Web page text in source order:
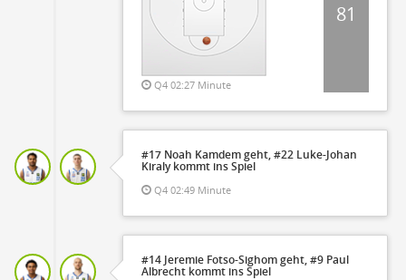
Q4 02:27 Minute
81
#17 Noah Kamdem geht, #22 Luke-Johan
Kiraly kommt ins Spiel
Q4 02:49 Minute
#14 Jeremie Fotso-Sighom geht, #9 Paul
Albrecht kommt ins Spiel